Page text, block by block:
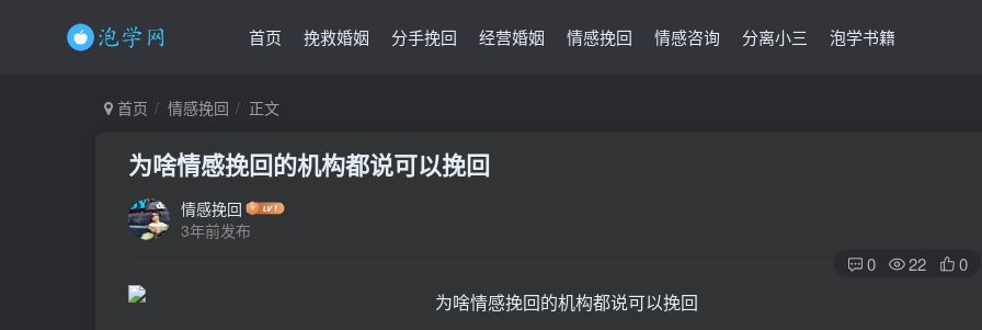
首页 挽救婚姻 分手挽回 经营婚姻 情感挽回 情感咨询 分离小三 泡学书籍
首页 情感挽回 正文
为啥情感挽回的机构都说可以挽回
情感挽回
3年前发布
0 22 0